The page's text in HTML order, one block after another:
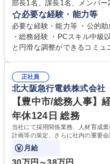
部長1名、課長1名、メンバ
当者として業務を覚えていた
ジションとして活躍いただくことを期
プの業務内容】 ・人事制度
怠管理 ・官公庁への各種提
管理 ・福利厚生関連 ・職員
業務全般 募集職種 【東京／文京区】公益財団法人の総務人事業務／年間
休日125日
必要な経験・能力等
必要な経験・能力等 ・公的
・総務経験 ・PCスキル中
と円滑な調整ができるコミュニケ
正社員
北大阪急行電鉄株式会社
【豊中市/総務人事】
年休124日 総務
当社にて採用関係業務、人材育成
計画等の策定、さらに社内の重要
般を担当していただきます。
月給